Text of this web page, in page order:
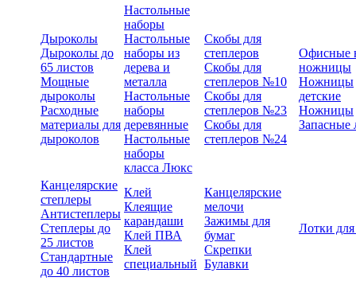
Дыроколы
Дыроколы до
65 листов
Мощные
дыроколы
Расходные
материалы для
дыроколов
Настольные
наборы
Настольные
наборы из
дерева и
металла
Настольные
наборы
деревянные
Настольные
наборы
класса Люкс
Скобы для
степлеров
Скобы для
степлеров №10
Скобы для
степлеров №23
Скобы для
степлеров №24
Офисные
ножницы
Ножницы
детские
Ножницы
Запасные
Канцелярские
степлеры
Антистеплеры
Степлеры до
25 листов
Стандартные
до 40 листов
Клей
Клеящие
карандаши
Клей ПВА
Клей
специальный
Канцелярские
мелочи
Зажимы для
бумаг
Скрепки
Булавки
Лотки